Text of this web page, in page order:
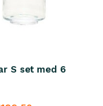
S set med 6